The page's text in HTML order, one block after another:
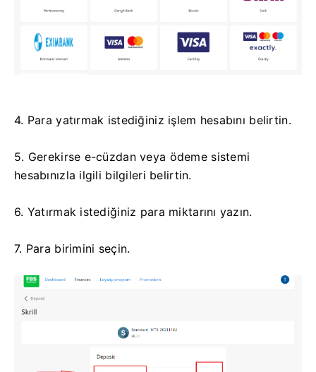
4. Para yatırmak istediğiniz işlem hesabını belirtin.
5. Gerekirse e-cüzdan veya ödeme sistemi
hesabınızla ilgili bilgileri belirtin.
6. Yatırmak istediğiniz para miktarını yazın.
7. Para birimini seçin.